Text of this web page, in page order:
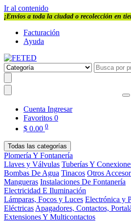
Ir al contenido
¡Envios a toda la ciudad o recolección en
Facturación
Ayuda
Cuenta Ingresar
Favoritos 0
$ 0.00 0
Todas las categorías
Plomería Y Fontanería
Llaves y Válvulas Tuberías Y
Bombas De Agua Tinacos Otros
Mangueras Instalaciones De Fontanería
Electricidad E Iluminación
Lámparas, Focos y Luces Electrónica y
Eléctricas Apagadores, Contactos,
Extensiones Y Multicontactos